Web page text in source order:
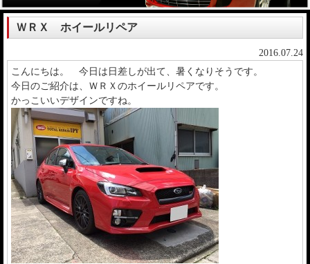
ＷＲＸ ホイールリペア
2016.07.24
こんにちは。 今日は日差しが出て、暑くなりそうです。
今日のご紹介は、ＷＲＸのホイールリペアです。
かっこいいデザインですね。